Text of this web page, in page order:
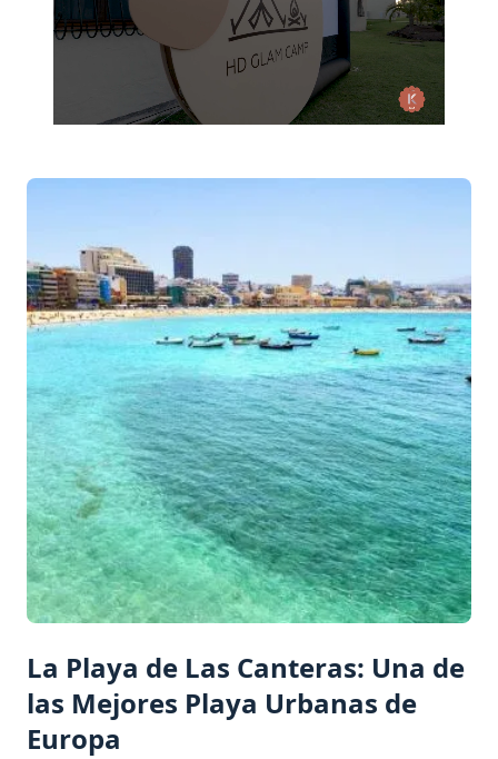
La Playa de Las Canteras: Una de
las Mejores Playa Urbanas de
Europa